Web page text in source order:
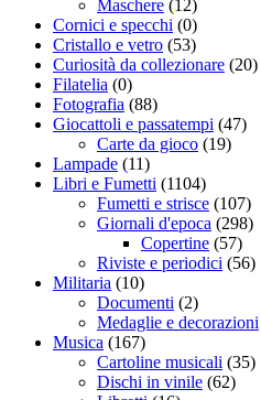
Maschere (12)
Cornici e specchi (0)
Cristallo e vetro (53)
Curiosità da collezionare (20)
Filatelia (0)
Fotografia (88)
Giocattoli e passatempi (47)
Carte da gioco (19)
Lampade (11)
Libri e Fumetti (1104)
Fumetti e strisce (107)
Giornali d'epoca (298)
Copertine (57)
Riviste e periodici (56)
Militaria (10)
Documenti (2)
Medaglie e decorazioni
Musica (167)
Cartoline musicali (35)
Dischi in vinile (62)